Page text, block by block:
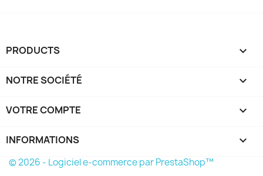
PRODUCTS 
NOTRE SOCIÉTÉ 
VOTRE COMPTE 
INFORMATIONS keyboard_arrow_down
© 2026 - Logiciel e-commerce par PrestaShop™